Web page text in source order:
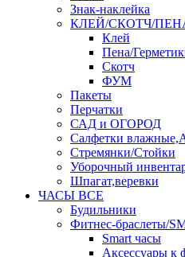
Знак-наклейка
КЛЕЙ/СКОТЧ/
Клей
Пена/
Скотч
ФУМ
Пакеты
Перчатки
САД и ОГОРОД
Салфетки
Стремянки/Стойки
Уборочный
Шпагат,веревки
ЧАСЫ ВСЕ
Будильники
Фитнес-браслеты/
Smart часы
Аксессуары к